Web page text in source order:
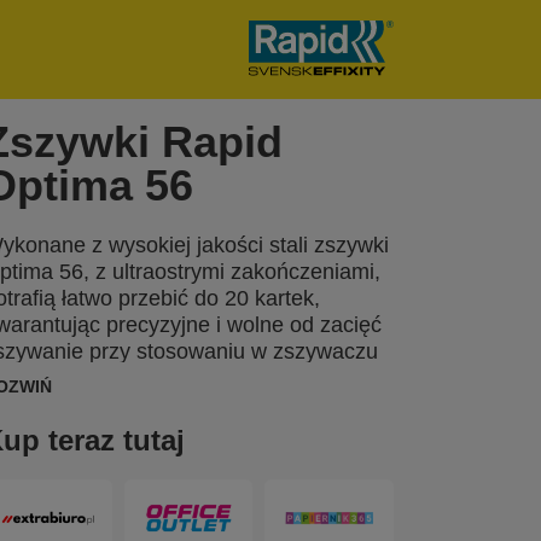
Rapid
56
z wysokiej jakości stali zszywki
56, z ultraostrymi zakończeniami,
łatwo przebić do 20 kartek,
precyzyjne i wolne od zacięć
przy stosowaniu w zszywaczu
Optima Grip i Optima 20.
z pokrywą po 3750 sztuk.
teraz tutaj